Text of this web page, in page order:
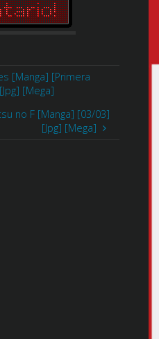
[Manga] [Primera
[Mega]
no F [Manga] [03/03]
[Jpg] [Mega]